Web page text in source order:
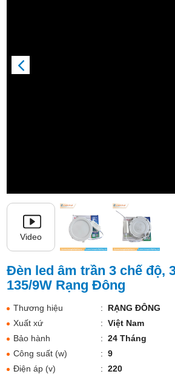
PREVIOUS
Video
Đèn led âm trần 3 chế độ,
135/9W Rạng Đông
Thương hiệu : RẠNG ĐÔNG
Xuất xứ
: Việt Nam
Bảo hành
: 24 Tháng
Công suất (w)
: 9
Điện áp (v)
: 220